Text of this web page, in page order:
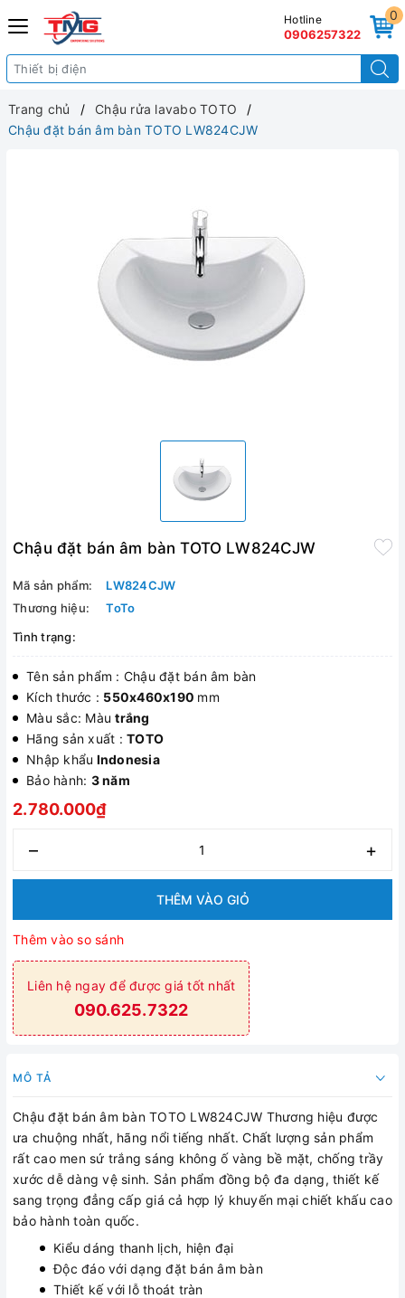
0
Hotline
0906257322
Trang chủ
Chậu rửa lavabo TOTO
Chậu đặt bán âm bàn TOTO LW824CJW
Chậu đặt bán âm bàn TOTO LW824CJW
Mã sản phẩm:
LW824CJW
Thương hiệu:
ToTo
Tình trạng:
Tên sản phẩm : Chậu đặt bán âm bàn
Kích thước : 550x460x190 mm
Màu sắc: Màutrắng
Hãng sản xuất : TOTO
Nhập khẩu Indonesia
Bảo hành: 3 năm
2.780.000₫
– +
THÊM VÀO GIỎ
Thêm vào so sánh
Liên hệ ngay để được giá tốt nhất
090.625.7322
MÔ TẢ
Chậu đặt bán âm bàn TOTO LW824CJW Thương hiệu được
ưa chuộng nhất, hãng nổi tiếng nhất. Chất lượng sản phẩm
rất cao men sứ trắng sáng không ố vàng bề mặt, chống trầy
xước dễ dàng vệ sinh. Sản phẩm đồng bộ đa dạng, thiết kế
sang trọng đẳng cấp giá cả hợp lý khuyến mại chiết khấu cao
bảo hành toàn quốc.
Kiểu dáng thanh lịch, hiện đại
Độc đáo với dạng đặt bán âm bàn
Thiết kế với lỗ thoát tràn